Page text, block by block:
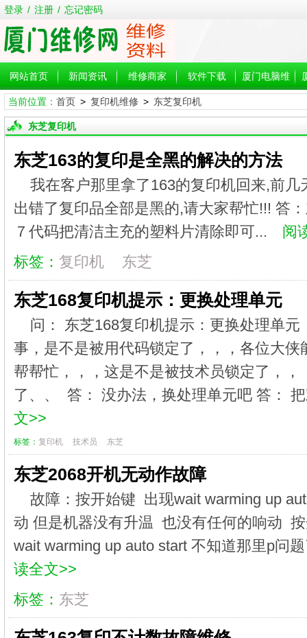
登录 / 注册 / 忘记密码
网站首页 新闻资讯 维修商家 软件下载 厦门电脑维
当前位置： 首页> 复印机维修 > 东芝复印机
东芝复印机
东芝163的复印是全黑的解决的方法
我在客户那里拿了163的复印机回来,前
出错了复印品全部是黑的,请大家帮忙!!! 答
７代码把清洁主充的塑料片清除即可...
阅
标签： 复印机 东芝
东芝168复印机提示：更换处理单元
问： 东芝168复印机提示：更换处理单
事，是不是被用代码锁定了，，，各位大
帮帮忙，，，这是不是被技术员锁定了，，
了、、 答： 没办法，换处理单元吧 答：
文>>
标签： 复印机 技术员 东芝
东芝2068开机无动作故障
故障：按开始键 出现wait warming up
动 但是机器没有升温 也没有任何的响动
wait warming up auto start 不知道那里p问
读全文>>
标签： 东芝